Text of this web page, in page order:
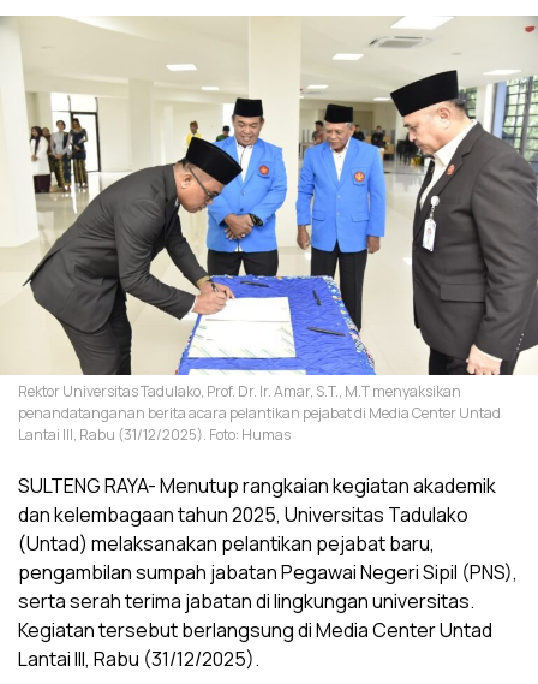
Rektor Universitas Tadulako, Prof. Dr. Ir. Amar, S.T., M.T menyaksikan
penandatanganan berita acara pelantikan pejabat di Media Center Untad
Lantai III, Rabu (31/12/2025). Foto: Humas
SULTENG RAYA- Menutup rangkaian kegiatan akademik
dan kelembagaan tahun 2025, Universitas Tadulako
(Untad) melaksanakan pelantikan pejabat baru,
pengambilan sumpah jabatan Pegawai Negeri Sipil (PNS),
serta serah terima jabatan di lingkungan universitas.
Kegiatan tersebut berlangsung di Media Center Untad
Lantai III, Rabu (31/12/2025).